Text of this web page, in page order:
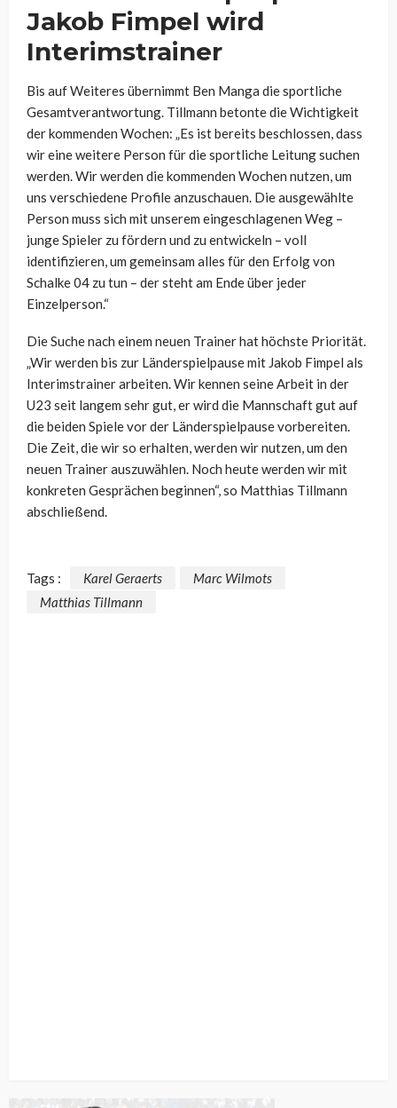
Jakob Fimpel wird
Interimstrainer
Bis auf Weiteres übernimmt Ben Manga die sportliche
Gesamtverantwortung. Tillmann betonte die Wichtigkeit
der kommenden Wochen: „Es ist bereits beschlossen, dass
wir eine weitere Person für die sportliche Leitung suchen
werden. Wir werden die kommenden Wochen nutzen, um
uns verschiedene Profile anzuschauen. Die ausgewählte
Person muss sich mit unserem eingeschlagenen Weg –
junge Spieler zu fördern und zu entwickeln – voll
identifizieren, um gemeinsam alles für den Erfolg von
Schalke 04 zu tun – der steht am Ende über jeder
Einzelperson.“
Die Suche nach einem neuen Trainer hat höchste Priorität.
„Wir werden bis zur Länderspielpause mit Jakob Fimpel als
Interimstrainer arbeiten. Wir kennen seine Arbeit in der
U23 seit langem sehr gut, er wird die Mannschaft gut auf
die beiden Spiele vor der Länderspielpause vorbereiten.
Die Zeit, die wir so erhalten, werden wir nutzen, um den
neuen Trainer auszuwählen. Noch heute werden wir mit
konkreten Gesprächen beginnen“, so Matthias Tillmann
abschließend.
Tags : Karel Geraerts
Marc Wilmots
Matthias Tillmann